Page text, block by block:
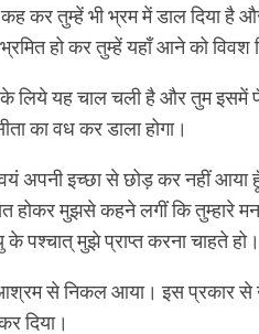
कह कर तुम्हें भी भ्रम में डाल दिया है
हो कर तुम्हें यहाँ आने को विवश
के लिये यह चाल चली है और तुम इसमें
का वध कर डाला होगा।
अपनी इच्छा से छोड़ कर नहीं आया
मुझसे कहने लगीं कि तुम्हारे मन
पश्चात् मुझे प्राप्त करना चाहते हो।
से निकल आया। इस प्रकार से
दिया।